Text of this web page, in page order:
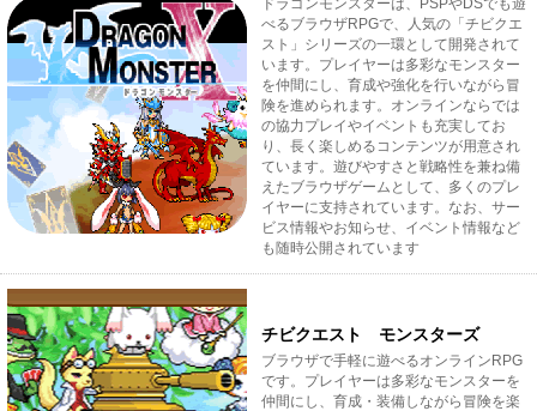
ドラゴンモンスターは、PSPやDSでも遊
べるブラウザRPGで、人気の「チビクエ
スト」シリーズの一環として開発されて
います。プレイヤーは多彩なモンスター
を仲間にし、育成や強化を行いながら冒
険を進められます。オンラインならでは
の協力プレイやイベントも充実してお
り、長く楽しめるコンテンツが用意され
ています。遊びやすさと戦略性を兼ね備
えたブラウザゲームとして、多くのプレ
イヤーに支持されています。なお、サー
ビス情報やお知らせ、イベント情報など
も随時公開されています
チビクエスト モンスターズ
ブラウザで手軽に遊べるオンラインRPG
です。プレイヤーは多彩なモンスターを
仲間にし、育成・装備しながら冒険を楽